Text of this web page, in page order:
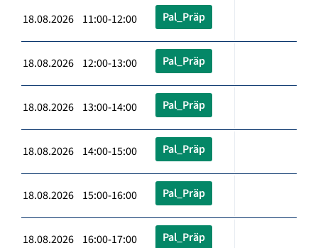
18.08.2026 11:00-12:00 Pal_Präp
18.08.2026 12:00-13:00 Pal_Präp
18.08.2026 13:00-14:00 Pal_Präp
18.08.2026 14:00-15:00 Pal_Präp
18.08.2026 15:00-16:00 Pal_Präp
18.08.2026 16:00-17:00 Pal_Präp